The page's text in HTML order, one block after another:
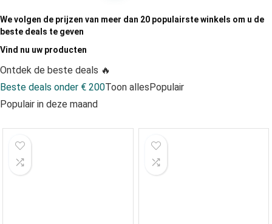
We volgen de prijzen van meer dan 20 populairste winkels om u de
beste deals te geven
Vind nu uw producten
Ontdek de beste deals 🔥
Beste deals onder € 200Toon allesPopulair
Populair in deze maand